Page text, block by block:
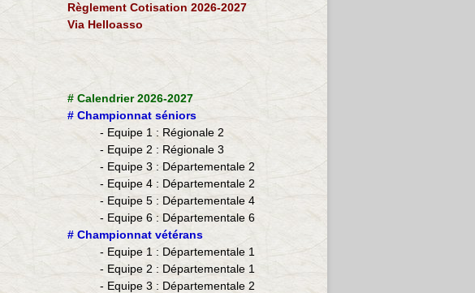
Règlement Cotisation 2026-2027
Via Helloasso
# Calendrier 2026-2027
# Championnat séniors
- Equipe 1 : Régionale 2
- Equipe 2 : Régionale 3
- Equipe 3 : Départementale 2
- Equipe 4 : Départementale 2
- Equipe 5 : Départementale 4
- Equipe 6 : Départementale 6
​# Championnat vétérans
- ​Equipe 1 : Départementale 1
- Equipe 2 : Départementale 1
- Equipe 3 : Départementale 2